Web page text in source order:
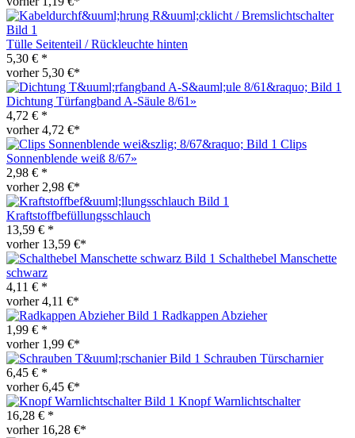
Tülle Seitenteil / Rückleuchte hinten
5,30 € *
vorher 5,30 €*
Dichtung Türfangband A-Säule 8/61»
4,72 € *
vorher 4,72 €*
Clips
Sonnenblende weiß 8/67»
2,98 € *
vorher 2,98 €*
Kraftstoffbefüllungsschlauch
13,59 € *
vorher 13,59 €*
Schalthebel Manschette
schwarz
4,11 € *
vorher 4,11 €*
Radkappen Abzieher
1,99 € *
vorher 1,99 €*
Schrauben Türscharnier
6,45 € *
vorher 6,45 €*
Knopf Warnlichtschalter
16,28 € *
vorher 16,28 €*